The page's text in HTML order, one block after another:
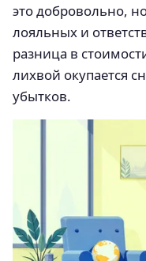
это добровольно,
лояльных и
разница в
лихвой окупается
убытков.